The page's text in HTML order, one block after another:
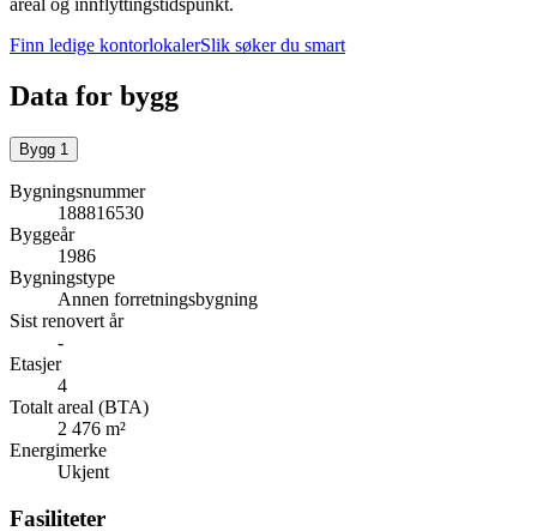
areal og innflyttingstidspunkt.
Finn ledige kontorlokalerSlik søker du smart
Data for bygg
Bygg 1
Bygningsnummer
188816530
Byggeår
1986
Bygningstype
Annen forretningsbygning
Sist renovert år
-
Etasjer
4
Totalt areal (BTA)
2 476 m²
Energimerke
Ukjent
Fasiliteter